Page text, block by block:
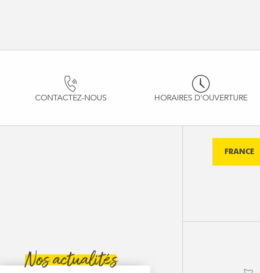
CONTACTEZ-NOUS HORAIRES D'OUVERTURE
Nos actualités
FRANCE